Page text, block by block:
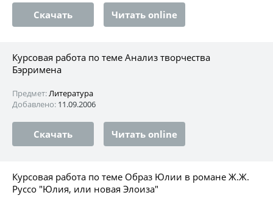
Скачать Читать online
Курсовая работа по теме Анализ творчества
Бэрримена
Предмет:Литература
Добавлено: 11.09.2006
Скачать Читать online
Курсовая работа по теме Образ Юлии в романе Ж.Ж.
Руссо "Юлия, или новая Элоиза"